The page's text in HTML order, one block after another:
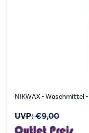
NIKWAX - Waschmittel
UVP:€9,00